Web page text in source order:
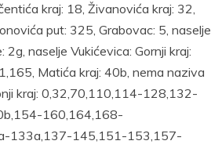
kraj: 18, Živanovića kraj: 32,
put: 325, Grabovac: 5, naselje
naselje Vukićevica: Gornji kraj:
Matića kraj: 40b, nema naziva
kraj: 0,32,70,110,114-128,132-
160,164,168-
133a,137-145,151-153,157-